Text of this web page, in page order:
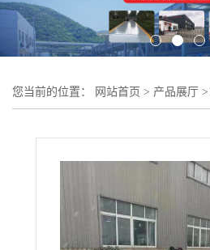
您当前的位置： 网站首页 > 产品展厅 >